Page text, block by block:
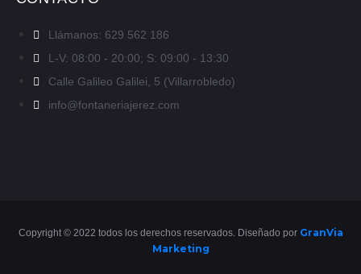
Llámanos: 629 562 186
L-V: 08:00 - 20:00; S: 09:00 - 13:30
Calle Galileo Galilei, 5 (Villarrobledo)
info@fontaneriajerez.com
Copyright © 2022 todos los derechos reservados. Diseñado por GranVia
Marketing